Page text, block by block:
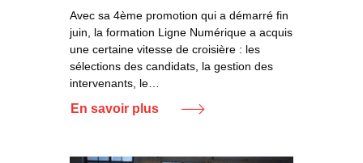
Avec sa 4ème promotion qui a démarré fin
juin, la formation Ligne Numérique a acquis
une certaine vitesse de croisière : les
sélections des candidats, la gestion des
intervenants, le…
En savoir plus